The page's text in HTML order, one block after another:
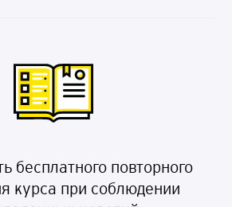
бесплатного повторного
курса при соблюдении